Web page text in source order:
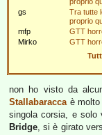
gs
Tra tutte
proprio
mfp
GTT
Mirko
GTT
non ho visto da
Stallabaraccaè molto
singola corsia, e solo
Bridge, si è girato